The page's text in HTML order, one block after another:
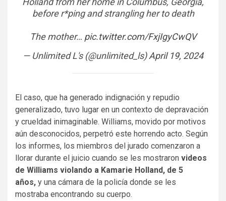
before r*ping and strangling her to death
The mother… pic.twitter.com/FxjIgyCwQV
— Unlimited L's (@unlimited_ls)April 19, 2024
El caso, que ha generado indignación y repudio
generalizado, tuvo lugar en un contexto de depravación
y crueldad inimaginable. Williams, movido por motivos
aún desconocidos, perpetró este horrendo acto. Según
los informes, los miembros del jurado comenzaron a
llorar durante el juicio cuando se les mostraron videos
de Williams violando a Kamarie Holland, de 5
años, y una cámara de la policía donde se les
mostraba encontrando su cuerpo.